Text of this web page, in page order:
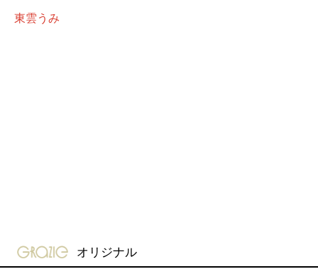
東雲うみ
gravure-grazie
オリジナル